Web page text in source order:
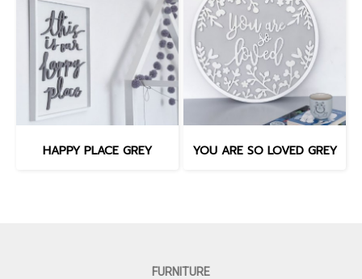
HAPPY PLACE GREY YOU ARE SO LOVED GREY
FURNITURE